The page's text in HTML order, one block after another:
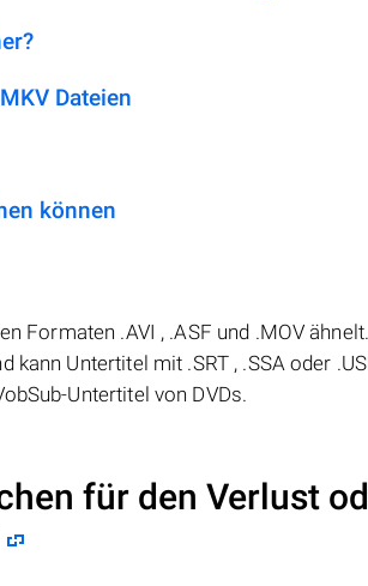
Dateien
können
Formaten .AVI , .ASF und .MOV
Untertitel mit .SRT , .SSA oder
Untertitel von DVDs.
für den Verlust